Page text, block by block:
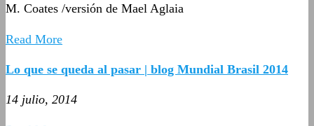
M. Coates /versión de Mael Aglaia
Read More
Lo que se queda al pasar | blog Mundial Brasil 2014
14 julio, 2014